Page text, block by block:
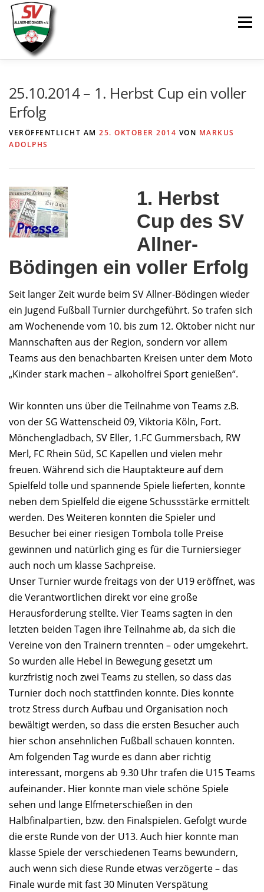
Zum
Inhalt
springen
Menü
25.10.2014 – 1. Herbst Cup ein voller
Erfolg
VERÖFFENTLICHT AM 25. OKTOBER 2014 VON MARKUS
ADOLPHS
1. Herbst
Cup des SV
Allner-
Bödingen ein voller Erfolg
Seit langer Zeit wurde beim SV Allner-Bödingen wieder
ein Jugend Fußball Turnier durchgeführt. So trafen sich
am Wochenende vom 10. bis zum 12. Oktober nicht nur
Mannschaften aus der Region, sondern vor allem
Teams aus den benachbarten Kreisen unter dem Moto
„Kinder stark machen – alkoholfrei Sport genießen“.
Wir konnten uns über die Teilnahme von Teams z.B.
von der SG Wattenscheid 09, Viktoria Köln, Fort.
Mönchengladbach, SV Eller, 1.FC Gummersbach, RW
Merl, FC Rhein Süd, SC Kapellen und vielen mehr
freuen. Während sich die Hauptakteure auf dem
Spielfeld tolle und spannende Spiele lieferten, konnte
neben dem Spielfeld die eigene Schussstärke ermittelt
werden. Des Weiteren konnten die Spieler und
Besucher bei einer riesigen Tombola tolle Preise
gewinnen und natürlich ging es für die Turniersieger
auch noch um klasse Sachpreise.
Unser Turnier wurde freitags von der U19 eröffnet, was
die Verantwortlichen direkt vor eine große
Herausforderung stellte. Vier Teams sagten in den
letzten beiden Tagen ihre Teilnahme ab, da sich die
Vereine von den Trainern trennten – oder umgekehrt.
So wurden alle Hebel in Bewegung gesetzt um
kurzfristig noch zwei Teams zu stellen, so dass das
Turnier doch noch stattfinden konnte. Dies konnte
trotz Stress durch Aufbau und Organisation noch
bewältigt werden, so dass die ersten Besucher auch
hier schon ansehnlichen Fußball schauen konnten.
Am folgenden Tag wurde es dann aber richtig
interessant, morgens ab 9.30 Uhr trafen die U15 Teams
aufeinander. Hier konnte man viele schöne Spiele
sehen und lange Elfmeterschießen in den
Halbfinalpartien, bzw. den Finalspielen. Gefolgt wurde
die erste Runde von der U13. Auch hier konnte man
klasse Spiele der verschiedenen Teams bewundern,
auch wenn sich diese Runde etwas verzögerte – das
Finale wurde mit fast 30 Minuten Verspätung